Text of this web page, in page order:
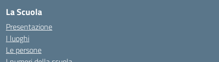
La Scuola
Presentazione
I luoghi
Le persone